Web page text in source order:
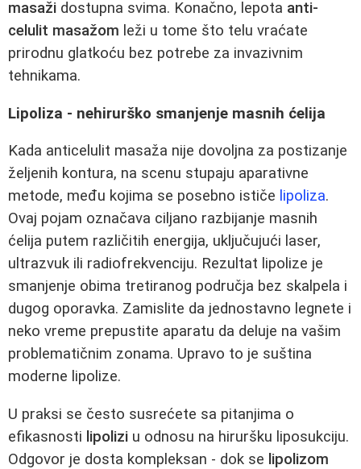
masaži dostupna svima. Konačno, lepota anti-
celulit masažom leži u tome što telu vraćate
prirodnu glatkoću bez potrebe za invazivnim
tehnikama.
Lipoliza - nehirurško smanjenje masnih ćelija
Kada anticelulit masaža nije dovoljna za postizanje
željenih kontura, na scenu stupaju aparativne
metode, među kojima se posebno ističe lipoliza.
Ovaj pojam označava ciljano razbijanje masnih
ćelija putem različitih energija, uključujući laser,
ultrazvuk ili radiofrekvenciju. Rezultat lipolize je
smanjenje obima tretiranog područja bez skalpela i
dugog oporavka. Zamislite da jednostavno legnete i
neko vreme prepustite aparatu da deluje na vašim
problematičnim zonama. Upravo to je suština
moderne lipolize.
U praksi se često susrećete sa pitanjima o
efikasnosti lipolizi u odnosu na hiruršku liposukciju.
Odgovor je dosta kompleksan - dok se lipolizom